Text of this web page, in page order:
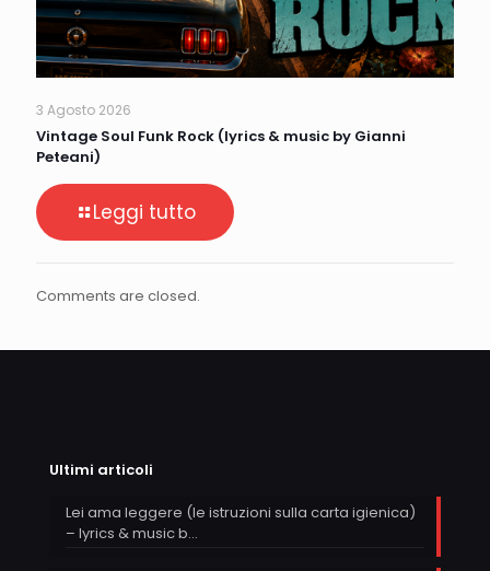
3 Agosto 2026
Vintage Soul Funk Rock (lyrics & music by Gianni
Peteani)
Leggi tutto
Comments are closed.
Ultimi articoli
Lei ama leggere (le istruzioni sulla carta igienica)
– lyrics & music b…